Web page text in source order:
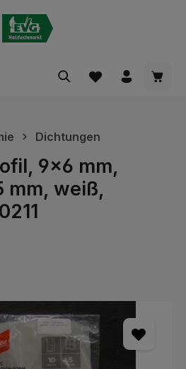
Dichtungen
9x6 mm,
mm, weiß,